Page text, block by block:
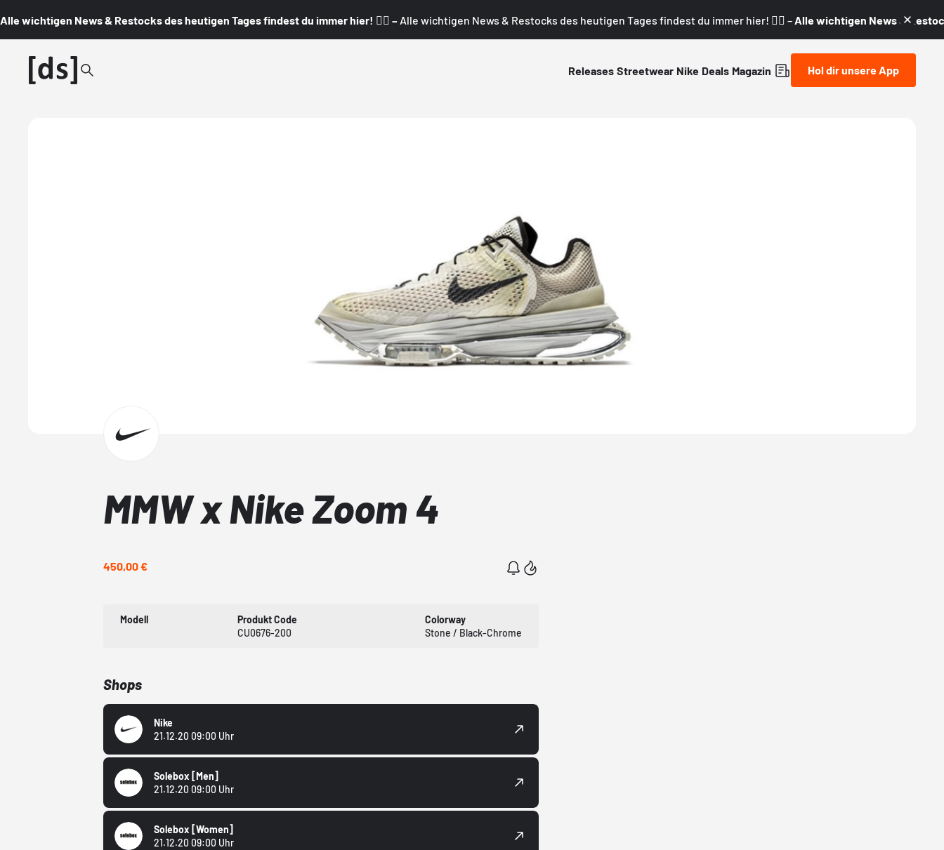
Alle wichtigen News & Restocks des heutigen Tages findest du immer hier! 👇🏼 – Alle wichtigen News & Restocks des heutigen Tages findest du immer hier! 👇🏼 – Alle wichtigen News &
Releases Streetwear Nike Deals Magazin Hol dir unsere App
MMW x Nike Zoom 4
450,00 €
Modell
Produkt Code
CU0676-200
Colorway
Stone / Black-Chrome
Shops
Nike
21.12.20 09:00 Uhr
Solebox [Men]
21.12.20 09:00 Uhr
Solebox [Women]
21.12.20 09:00 Uhr